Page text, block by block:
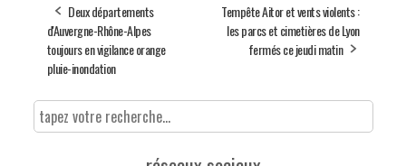
Deux départements
d'Auvergne-Rhône-Alpes
toujours en vigilance orange
pluie-inondation
Tempête Aitor et vents violents :
les parcs et cimetières de Lyon
fermés ce jeudi matin